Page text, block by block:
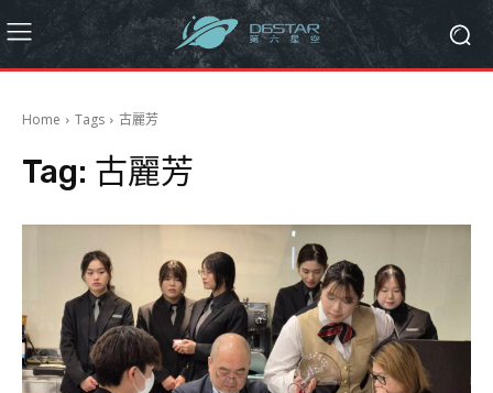
Home Tags 古麗芳
Tag: 古麗芳